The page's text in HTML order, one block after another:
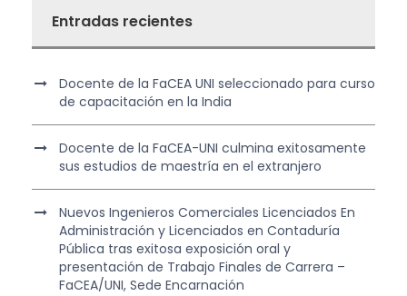
Entradas recientes
Docente de la FaCEA UNI seleccionado para curso
de capacitación en la India
Docente de la FaCEA-UNI culmina exitosamente
sus estudios de maestría en el extranjero
Nuevos Ingenieros Comerciales Licenciados En
Administración y Licenciados en Contaduría
Pública tras exitosa exposición oral y
presentación de Trabajo Finales de Carrera –
FaCEA/UNI, Sede Encarnación